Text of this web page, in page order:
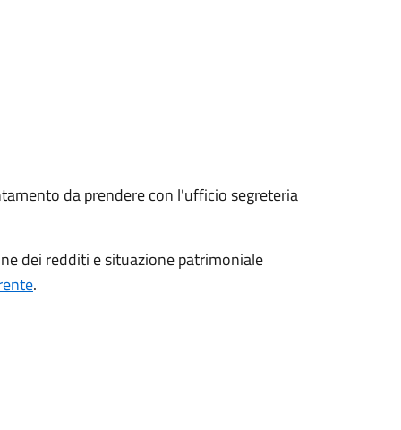
da prendere con l'ufficio segreteria
dei redditi e situazione patrimoniale
.